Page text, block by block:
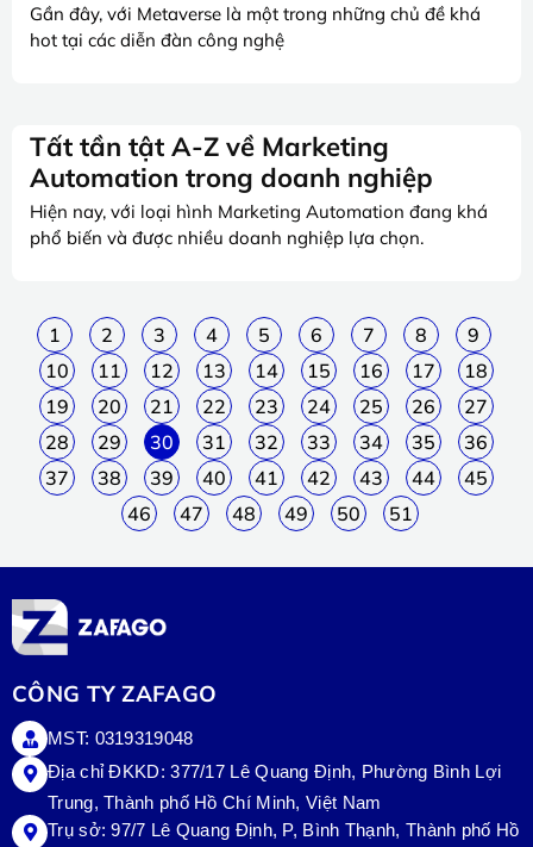
Gần đây, với Metaverse là một trong những chủ đề khá
hot tại các diễn đàn công nghệ
Tất tần tật A-Z về Marketing
Automation trong doanh nghiệp
Hiện nay, với loại hình Marketing Automation đang khá
phổ biến và được nhiều doanh nghiệp lựa chọn.
1 2 3 4 5 6 7 8
9
10
11 12 13 14 15 16 17
18
19
20 21 22 23 24 25 26
27
28
29 30 31 32 33 34 35
36
37
38 39 40 41 42 43 44
45
46
47 48 49 50 51
CÔNG TY ZAFAGO
MST: 0319319048
Địa chỉ ĐKKD: 377/17 Lê Quang Định, Phường Bình Lợi
Trung, Thành phố Hồ Chí Minh, Việt Nam
Trụ sở:97/7 Lê Quang Định, P, Bình Thạnh, Thành phố Hồ